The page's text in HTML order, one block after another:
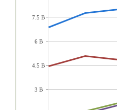
7.5 B
6 B
4.5 B
3 B